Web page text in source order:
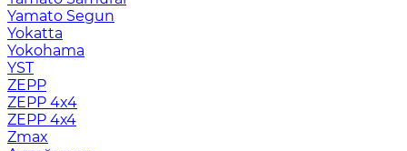
Yamato Segun
Yokatta
Yokohama
YST
ZEPP
ZEPP 4x4
ZEPP 4х4
Zmax